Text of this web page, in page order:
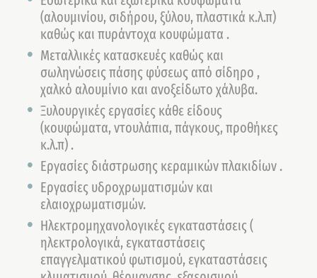
(αλουμινίου, σιδήρου, ξύλου, πλαστικά κ.λ.π)
καθώς και πυράντοχα κουφώματα .
Μεταλλικές κατασκευές καθώς και
σωληνώσεις πάσης φύσεως από σίδηρο ,
χαλκό αλουμίνιο και ανοξείδωτο χάλυβα.
Ξυλουργικές εργασίες κάθε είδους
(κουφώματα, ντουλάπια, πάγκους, προθήκες
κ.λ.π) .
Εργασίες διάστρωσης κεραμικών πλακιδίων .
Εργασίες υδροχρωματισμών και
ελαιοχρωματισμών.
Ηλεκτρομηχανολογικές εγκαταστάσεις (
ηλεκτρολογικά, εγκαταστάσεις
επαγγελματικού φωτισμού, εγκαταστάσεις